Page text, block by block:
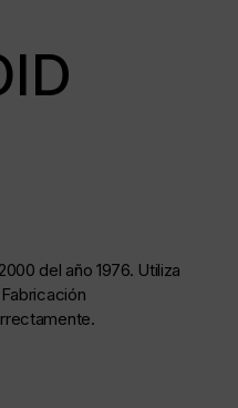
del año 1976. Utiliza